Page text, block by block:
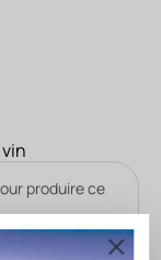
produire ce